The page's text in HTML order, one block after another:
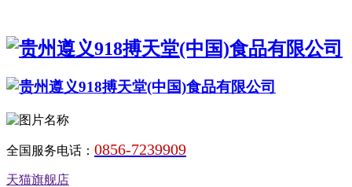
全国服务电话： 0856-7239909
天猫旗舰店